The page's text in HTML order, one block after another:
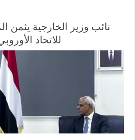
نائب وزير الخارجية يثمن
للاتحاد